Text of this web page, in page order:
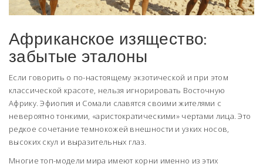
Африканское изящество:
забытые эталоны
Если говорить о по-настоящему экзотической и при этом
классической красоте, нельзя игнорировать Восточную
Африку.Эфиопия и Сомали славятся своими жителями с
невероятно тонкими, «аристократическими» чертами лица. Это
редкое сочетание темнокожей внешности и узких носов,
высоких скул и выразительных глаз.
Многие топ-модели мира имеют корни именно из этих